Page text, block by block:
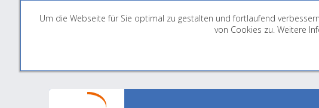
Um die Webseite für Sie optimal zu gestalten und fortlaufend
von Cookies zu. Weitere